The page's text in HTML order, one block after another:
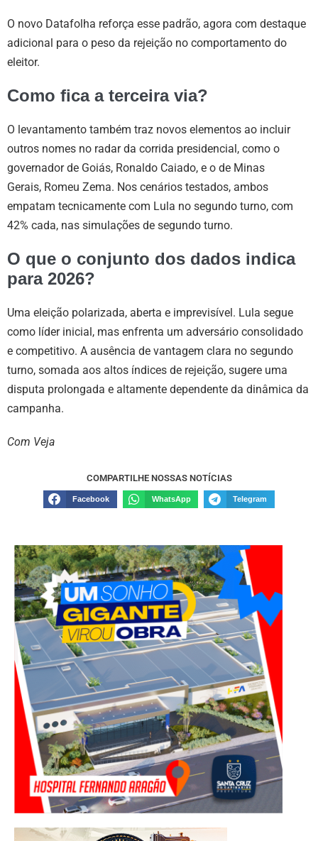
O novo Datafolha reforça esse padrão, agora com destaque
adicional para o peso da rejeição no comportamento do
eleitor.
Como fica a terceira via?
O levantamento também traz novos elementos ao incluir
outros nomes no radar da corrida presidencial, como o
governador de Goiás, Ronaldo Caiado, e o de Minas
Gerais, Romeu Zema. Nos cenários testados, ambos
empatam tecnicamente com Lula no segundo turno, com
42% cada, nas simulações de segundo turno.
O que o conjunto dos dados indica
para 2026?
Uma eleição polarizada, aberta e imprevisível. Lula segue
como líder inicial, mas enfrenta um adversário consolidado
e competitivo. A ausência de vantagem clara no segundo
turno, somada aos altos índices de rejeição, sugere uma
disputa prolongada e altamente dependente da dinâmica da
campanha.
Com Veja
COMPARTILHE NOSSAS NOTÍCIAS
Facebook WhatsApp Telegram